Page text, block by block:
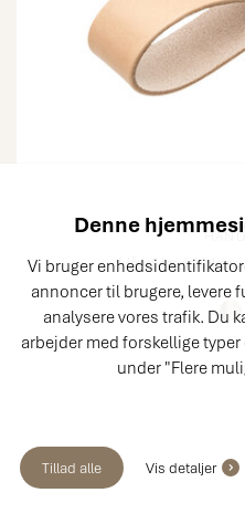
Denne
Vi bruger
annoncer til brugere, levere
analysere vores trafik. Du
arbejder med forskellige
under "Flere
Tillad alle Vis detaljer
Håndklædeholder